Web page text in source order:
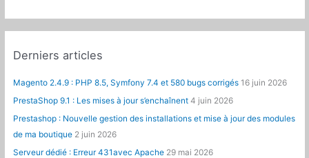
Derniers articles
Magento 2.4.9 : PHP 8.5, Symfony 7.4 et 580 bugs corrigés 16 juin 2026
PrestaShop 9.1 : Les mises à jour s’enchaînent 4 juin 2026
Prestashop : Nouvelle gestion des installations et mise à jour des modules
de ma boutique 2 juin 2026
Serveur dédié : Erreur 431avec Apache 29 mai 2026